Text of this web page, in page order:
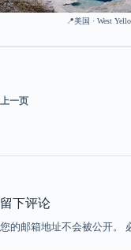
📍美国 · West
上一页
留下评论
您的邮箱地址不会被公开。